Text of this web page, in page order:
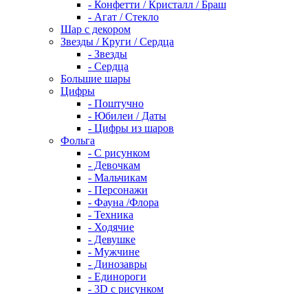
- Конфетти / Кристалл / Браш
- Агат / Стекло
Шар с декором
Звезды / Круги / Сердца
- Звезды
- Сердца
Большие шары
Цифры
- Поштучно
- Юбилеи / Даты
- Цифры из шаров
Фольга
- C рисунком
- Девочкам
- Мальчикам
- Персонажи
- Фауна /Флора
- Техника
- Ходячие
- Девушке
- Мужчине
- Динозавры
- Единороги
- 3D с рисунком